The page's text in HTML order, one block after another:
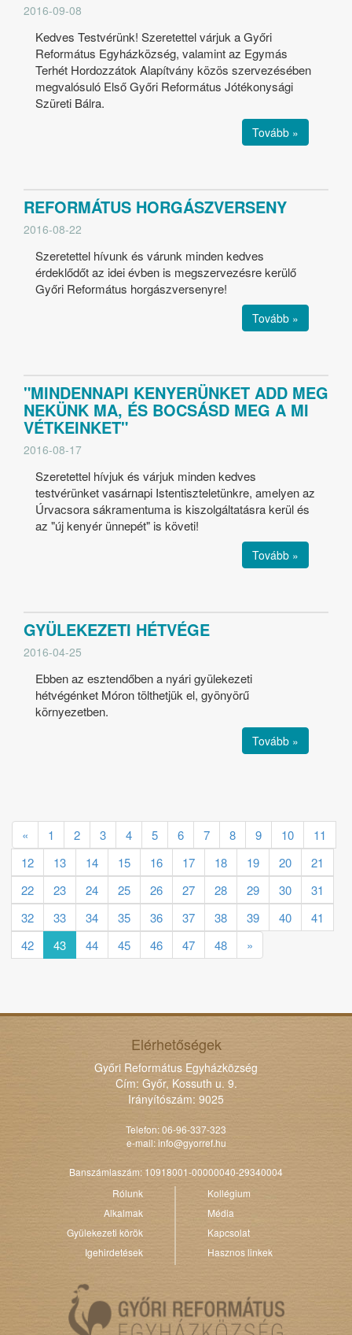
2016-09-08
Kedves Testvérünk! Szeretettel várjuk a Győri
Református Egyházközség, valamint az Egymás
Terhét Hordozzátok Alapítvány közös szervezésében
megvalósuló Első Győri Református Jótékonysági
Szüreti Bálra.
Tovább »
REFORMÁTUS HORGÁSZVERSENY
2016-08-22
Szeretettel hívunk és várunk minden kedves
érdeklődőt az idei évben is megszervezésre kerülő
Győri Református horgászversenyre!
Tovább »
"MINDENNAPI KENYERÜNKET ADD MEG
NEKÜNK MA, ÉS BOCSÁSD MEG A MI
VÉTKEINKET"
2016-08-17
Szeretettel hívjuk és várjuk minden kedves
testvérünket vasárnapi Istentiszteletünkre, amelyen az
Úrvacsora sákramentuma is kiszolgáltatásra kerül és
az "új kenyér ünnepét" is követi!
Tovább »
GYÜLEKEZETI HÉTVÉGE
2016-04-25
Ebben az esztendőben a nyári gyülekezeti
hétvégénket Móron tölthetjük el, gyönyörű
környezetben.
Tovább »
« 1 2 3 4 5 6 7 8 9 10
11
12
13 14 15 16 17 18 19 20
21
22
23 24 25 26 27 28 29 30
31
32
33 34 35 36 37 38 39 40
41
42
43 44 45 46 47 48 »
Elérhetőségek
Győri Református Egyházközség
Cím: Győr, Kossuth u. 9.
Irányítószám: 9025
Telefon: 06-96-337-323
e-mail:info@gyorref.hu
Banszámlaszám: 10918001-00000040-29340004
Rólunk
Alkalmak
Gyülekezeti körök
Igehirdetések
Kollégium
Média
Kapcsolat
Hasznos linkek